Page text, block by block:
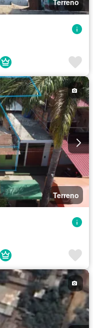
Terreno
Terreno